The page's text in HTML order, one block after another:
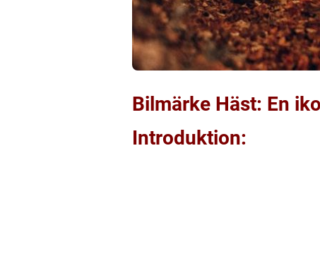
Bilmärke Häst: En
Introduktion: